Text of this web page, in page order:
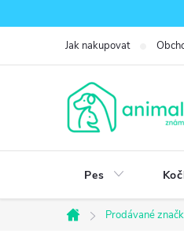
na
Jak nakupovat
Pes
Domů
Prodávané